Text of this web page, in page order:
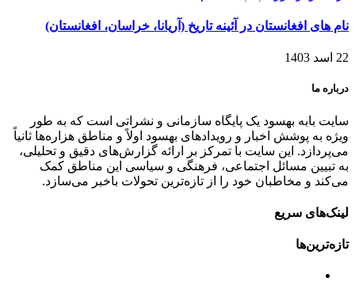
نام های افغانستان در آئینه تاریخ (آریانا، خراسان، افغانستان)
22 اسد 1403
درباره ما
سایت بابه بهسود یک پایگاه سازمانی و نشراتی است که به طور
ویژه به پوشش اخبار و رویدادهای بهسود اولاً و مناطق هزاره‌ها ثانیاً
می‌پردازد. این سایت با تمرکز بر ارائه گزارش‌های دقیق و تحلیلی،
به تبیین مسائل اجتماعی، فرهنگی و سیاسی این مناطق کمک
می‌کند و مخاطبان خود را از تازه‌ترین تحولات باخبر می‌سازد.
لینک‌های سریع
تازه‌ترین‌ها